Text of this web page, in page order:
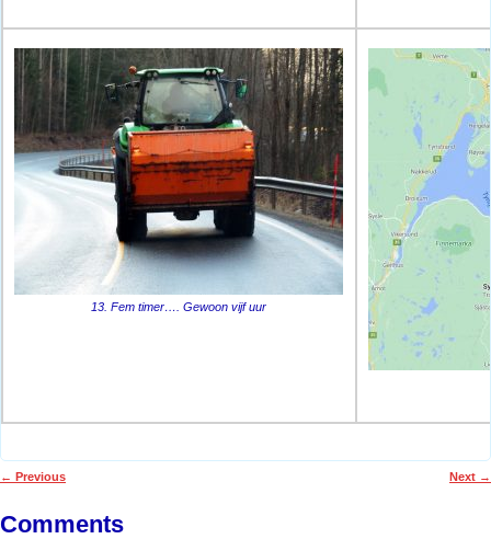
13. Fem timer…. Gewoon vijf uur
← Previous Next →
Comments